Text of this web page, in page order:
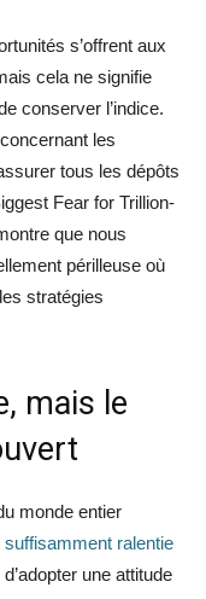
s’offrent aux
cela ne signifie
conserver l’indice.
les
tous les dépôts
Fear for Trillion-
que nous
périlleuse où
stratégies
mais le
monde entier
suffisamment ralentie
une attitude